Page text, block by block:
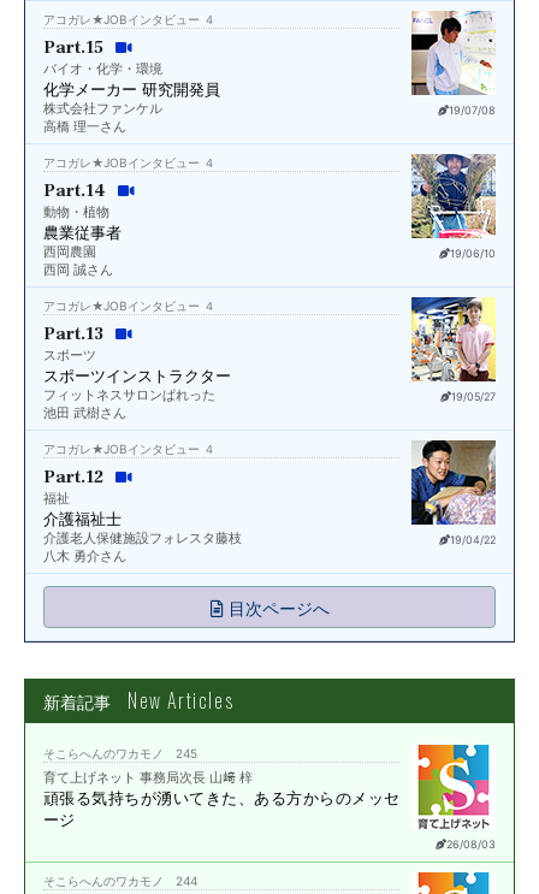
19/07/08
アコガレ★JOBインタビュー ４
Part.15
バイオ・化学・環境
化学メーカー 研究開発員
株式会社ファンケル
高橋 理一さん
19/06/10
アコガレ★JOBインタビュー ４
Part.14
動物・植物
農業従事者
西岡農園
西岡 誠さん
19/05/27
アコガレ★JOBインタビュー ４
Part.13
スポーツ
スポーツインストラクター
フィットネスサロンぱれった
池田 武樹さん
19/04/22
アコガレ★JOBインタビュー ４
Part.12
福祉
介護福祉士
介護老人保健施設フォレスタ藤枝
八木 勇介さん
目次ページへ
新着記事 New Articles
26/08/03
そこらへんのワカモノ 245
育て上げネット 事務局次長 山﨑 梓
頑張る気持ちが湧いてきた、 ある方からのメッセ
ージ
そこらへんのワカモノ 244